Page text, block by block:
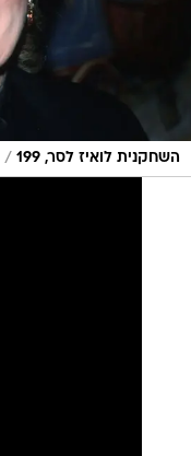
השחקנית לואיז לסר, 199 /